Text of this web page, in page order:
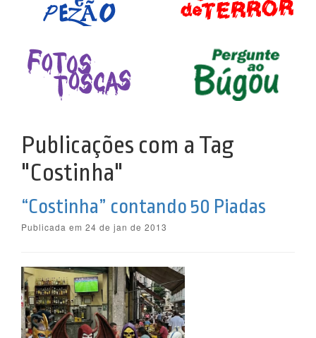
Publicações com a Tag
"Costinha"
“Costinha” contando 50 Piadas
Publicada em 24 de jan de 2013